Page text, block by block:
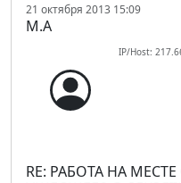
21 октября 2013 15:09
М.А
IP/Host:
RE: РАБОТА НА